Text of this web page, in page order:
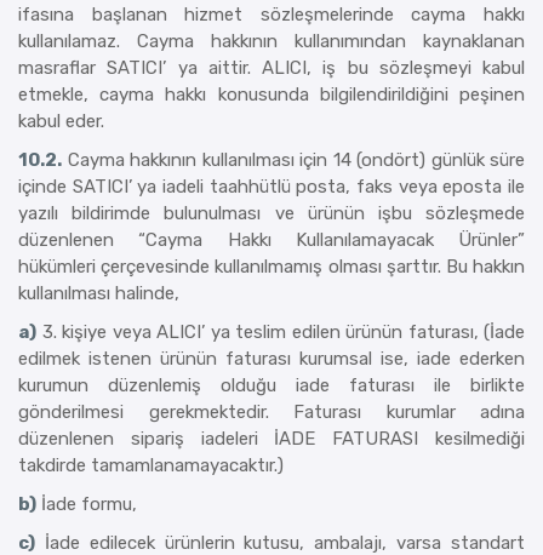
ifasına başlanan hizmet sözleşmelerinde cayma hakkı
kullanılamaz. Cayma hakkının kullanımından kaynaklanan
masraflar SATICI’ ya aittir. ALICI, iş bu sözleşmeyi kabul
etmekle, cayma hakkı konusunda bilgilendirildiğini peşinen
kabul eder.
10.2. Cayma hakkının kullanılması için 14 (ondört) günlük süre
içinde SATICI’ ya iadeli taahhütlü posta, faks veya eposta ile
yazılı bildirimde bulunulması ve ürünün işbu sözleşmede
düzenlenen “Cayma Hakkı Kullanılamayacak Ürünler”
hükümleri çerçevesinde kullanılmamış olması şarttır. Bu hakkın
kullanılması halinde,
a) 3. kişiye veya ALICI’ ya teslim edilen ürünün faturası, (İade
edilmek istenen ürünün faturası kurumsal ise, iade ederken
kurumun düzenlemiş olduğu iade faturası ile birlikte
gönderilmesi gerekmektedir. Faturası kurumlar adına
düzenlenen sipariş iadeleri İADE FATURASI kesilmediği
takdirde tamamlanamayacaktır.)
b) İade formu,
c) İade edilecek ürünlerin kutusu, ambalajı, varsa standart